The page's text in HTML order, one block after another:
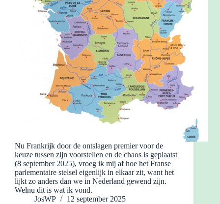
Nu Frankrijk door de ontslagen premier voor de
keuze tussen zijn voorstellen en de chaos is geplaatst
(8 september 2025), vroeg ik mij af hoe het Franse
parlementaire stelsel eigenlijk in elkaar zit, want het
lijkt zo anders dan we in Nederland gewend zijn.
Welnu dit is wat ik vond.
JosWP
12 september 2025